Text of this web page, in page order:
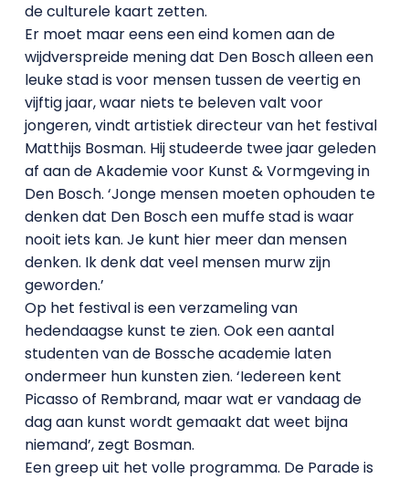
de culturele kaart zetten.
Er moet maar eens een eind komen aan de
wijdverspreide mening dat Den Bosch alleen een
leuke stad is voor mensen tussen de veertig en
vijftig jaar, waar niets te beleven valt voor
jongeren, vindt artistiek directeur van het festival
Matthijs Bosman. Hij studeerde twee jaar geleden
af aan de Akademie voor Kunst & Vormgeving in
Den Bosch. ‘Jonge mensen moeten ophouden te
denken dat Den Bosch een muffe stad is waar
nooit iets kan. Je kunt hier meer dan mensen
denken. Ik denk dat veel mensen murw zijn
geworden.’
Op het festival is een verzameling van
hedendaagse kunst te zien. Ook een aantal
studenten van de Bossche academie laten
ondermeer hun kunsten zien. ‘Iedereen kent
Picasso of Rembrand, maar wat er vandaag de
dag aan kunst wordt gemaakt dat weet bijna
niemand’, zegt Bosman.
Een greep uit het volle programma. De Parade is